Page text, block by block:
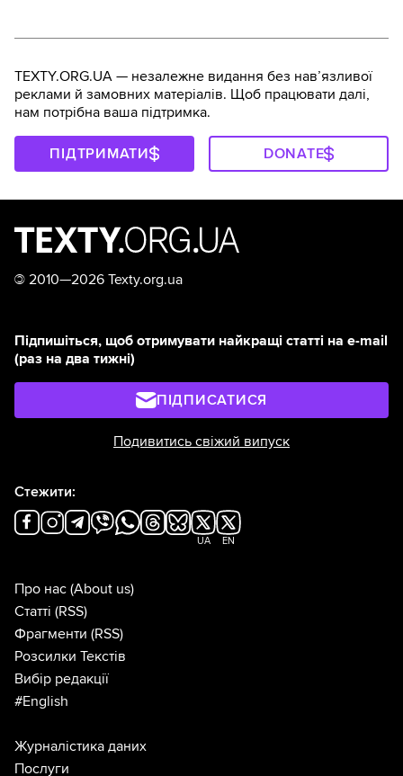
TEXTY.ORG.UA — незалежне видання без навʼязливої
реклами й замовних матеріалів. Щоб працювати далі,
нам потрібна ваша підтримка.
ПІДТРИМАТИ DONATE
© 2010—2026 Texty.org.ua
Підпишіться, щоб отримувати найкращі статті на e-mail
(раз на два тижні)
ПІДПИСАТИСЯ
Подивитись свіжий випуск
Стежити:
UA EN
Про нас (About us)
Статті (RSS)
Фрагменти (RSS)
Розсилки Текстів
Вибір редакції
#English
Журналістика даних
Послуги